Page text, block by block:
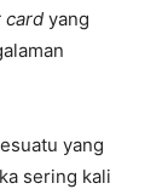
card yang
yang
sering kali